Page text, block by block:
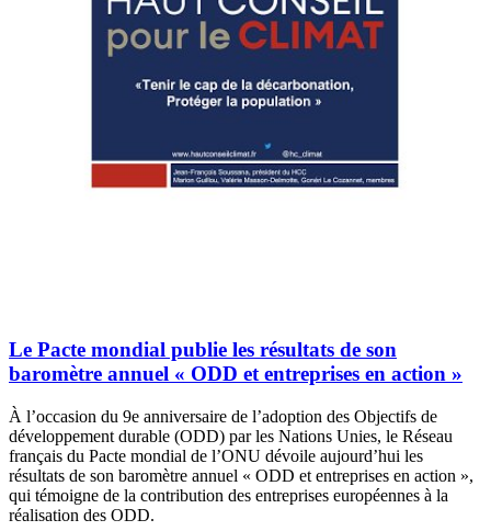
Le Pacte mondial publie les résultats de son
baromètre annuel « ODD et entreprises en action »
À l’occasion du 9e anniversaire de l’adoption des Objectifs de
développement durable (ODD) par les Nations Unies, le Réseau
français du Pacte mondial de l’ONU dévoile aujourd’hui les
résultats de son baromètre annuel « ODD et entreprises en action »,
qui témoigne de la contribution des entreprises européennes à la
réalisation des ODD.